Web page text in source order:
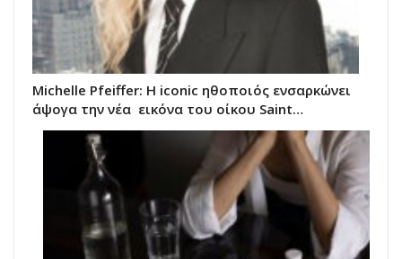
Michelle Pfeiffer: Η iconic ηθοποιός ενσαρκώνει
άψογα την νέα εικόνα του oίκου Saint…